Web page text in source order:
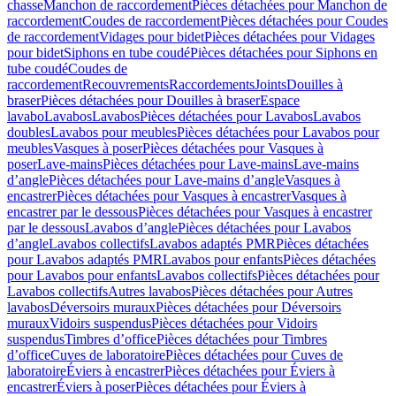
chasseManchon de raccordementPièces détachées pour Manchon de
raccordementCoudes de raccordementPièces détachées pour Coudes
de raccordementVidages pour bidetPièces détachées pour Vidages
pour bidetSiphons en tube coudéPièces détachées pour Siphons en
tube coudéCoudes de
raccordementRecouvrementsRaccordementsJointsDouilles à
braserPièces détachées pour Douilles à braserEspace
lavaboLavabosLavabosPièces détachées pour LavabosLavabos
doublesLavabos pour meublesPièces détachées pour Lavabos pour
meublesVasques à poserPièces détachées pour Vasques à
poserLave-mainsPièces détachées pour Lave-mainsLave-mains
d’anglePièces détachées pour Lave-mains d’angleVasques à
encastrerPièces détachées pour Vasques à encastrerVasques à
encastrer par le dessousPièces détachées pour Vasques à encastrer
par le dessousLavabos d’anglePièces détachées pour Lavabos
d’angleLavabos collectifsLavabos adaptés PMRPièces détachées
pour Lavabos adaptés PMRLavabos pour enfantsPièces détachées
pour Lavabos pour enfantsLavabos collectifsPièces détachées pour
Lavabos collectifsAutres lavabosPièces détachées pour Autres
lavabosDéversoirs murauxPièces détachées pour Déversoirs
murauxVidoirs suspendusPièces détachées pour Vidoirs
suspendusTimbres dʼofficePièces détachées pour Timbres
dʼofficeCuves de laboratoirePièces détachées pour Cuves de
laboratoireÉviers à encastrerPièces détachées pour Éviers à
encastrerÉviers à poserPièces détachées pour Éviers à